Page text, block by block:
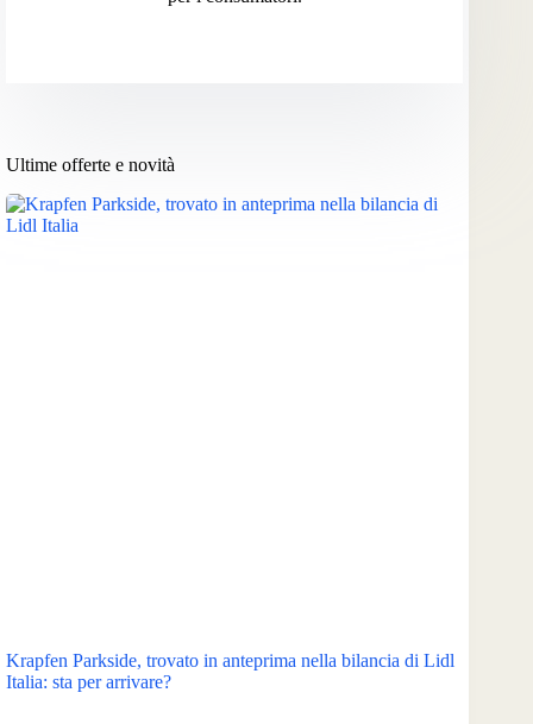
Ultime offerte e novità
Krapfen Parkside, trovato in anteprima nella bilancia di Lidl
Italia: sta per arrivare?